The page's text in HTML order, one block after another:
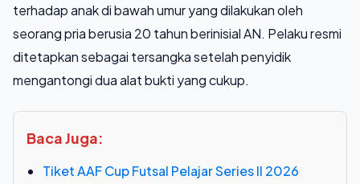
terhadap anak di bawah umur yang dilakukan oleh
seorang pria berusia 20 tahun berinisial AN. Pelaku resmi
ditetapkan sebagai tersangka setelah penyidik
mengantongi dua alat bukti yang cukup.
Baca Juga:
Tiket AAF Cup Futsal Pelajar Series II 2026